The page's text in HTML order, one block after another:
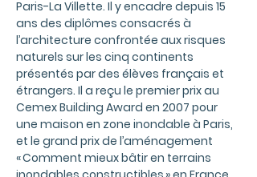
Paris-La Villette. Il y encadre depuis 15
ans des diplômes consacrés à
l’architecture confrontée aux risques
naturels sur les cinq continents
présentés par des élèves français et
étrangers. Il a reçu le premier prix au
Cemex Building Award en 2007 pour
une maison en zone inondable à Paris,
et le grand prix de l’aménagement
« Comment mieux bâtir en terrains